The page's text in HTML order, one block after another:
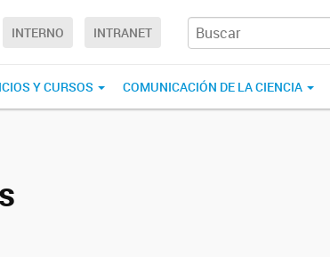
INTERNO INTRANET
Y CURSOS COMUNICACIÓN DE LA CIENCIA